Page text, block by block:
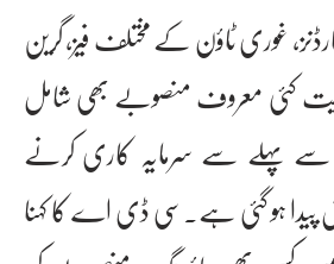
غوری ٹاؤن کے مختلف فیز، گرین
کئی معروف منصوبے بھی شامل
پہلے سے سرمایہ کاری کرنے
پیدا ہو گئی ہے۔سی ڈی اے کا کہنا